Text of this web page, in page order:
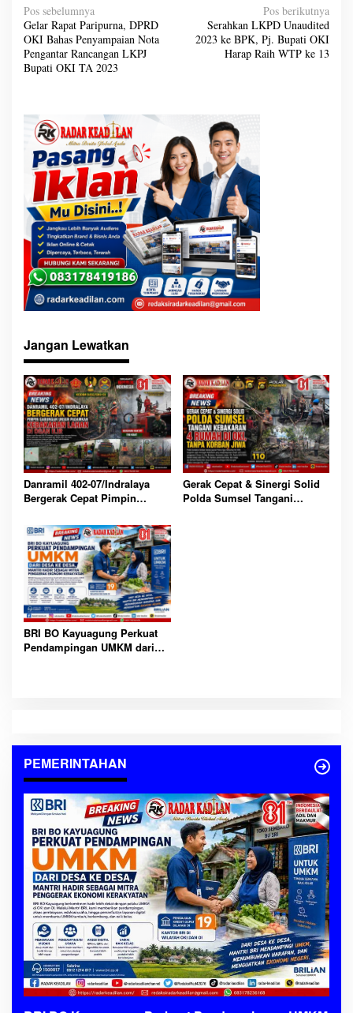
N
a
v
i
g
a
s
Pos sebelumnya
Gelar Rapat Paripurna, DPRD
OKI Bahas Penyampaian Nota
Pengantar Rancangan LKPJ
Bupati OKI TA 2023
Pos berikutnya
Serahkan LKPD Unaudited
2023 ke BPK, Pj. Bupati OKI
Harap Raih WTP ke 13
Jangan Lewatkan
Danramil 402-07/Indralaya
Bergerak Cepat Pimpin
Kebakaran Lahan di Ogan Ilir
Gerak Cepat & Sinergi Solid
Polda Sumsel Tangani
BRI BO Kayuagung Perkuat
Pendampingan UMKM dari
PEMERINTAHAN